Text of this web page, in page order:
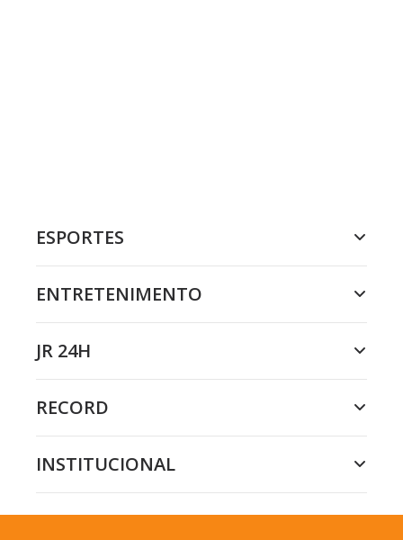
ESPORTES
ENTRETENIMENTO
JR 24H
RECORD
INSTITUCIONAL